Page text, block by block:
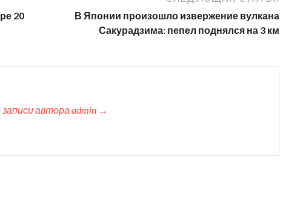
20
В Японии произошло извержение вулкана
Сакурадзима: пепел поднялся на 3 км
автора admin →